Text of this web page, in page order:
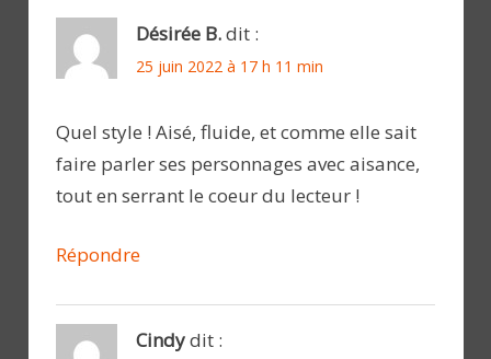
Désirée B.dit :
25 juin 2022 à 17 h 11 min
Quel style ! Aisé, fluide, et comme elle sait
faire parler ses personnages avec aisance,
tout en serrant le coeur du lecteur !
Répondre
Cindydit :